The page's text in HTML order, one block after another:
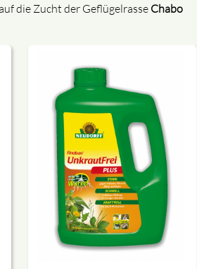
die Zucht der Geflügelrasse Chabo